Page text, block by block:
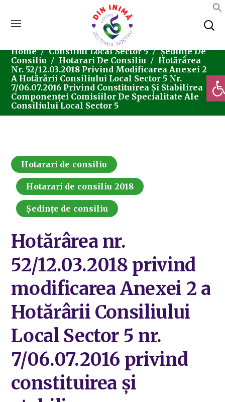
Home Consiliul Local Sector 5
Ședințe De
Consiliu
Hotarari De Consiliu
Hotărârea
Nr. 52/12.03.2018 Privind Modificarea Anexei 2
A Hotărârii Consiliului Local Sector 5 Nr.
7/06.07.2016 Privind Constituirea Și Stabilirea
Componenței Comisiilor De Specialitate Ale
Consiliului Local Sector 5
Hotarari de consiliu
Hotarari de consiliu 2018
Ședințe de consiliu
Hotărârea nr.
52/12.03.2018 privind
modificarea Anexei 2 a
Hotărârii Consiliului
Local Sector 5 nr.
7/06.07.2016 privind
constituirea și